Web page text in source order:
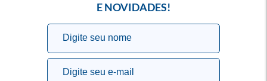
E NOVIDADES!